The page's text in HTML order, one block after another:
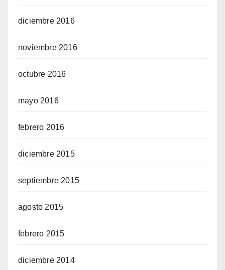
diciembre 2016
noviembre 2016
octubre 2016
mayo 2016
febrero 2016
diciembre 2015
septiembre 2015
agosto 2015
febrero 2015
diciembre 2014